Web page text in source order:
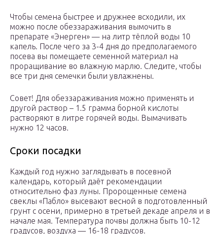
Чтобы семена быстрее и дружнее всходили, их
можно после обеззараживания вымочить в
препарате «Энерген» — на литр тёплой воды 10
капель. После чего за 3-4 дня до предполагаемого
посева вы помещаете семенной материал на
проращивание во влажную марлю. Следите, чтобы
все три дня семечки были увлажнены.
Совет! Для обеззараживания можно применять и
другой раствор – 1.5 грамма борной кислоты
растворяют в литре горячей воды. Вымачивать
нужно 12 часов.
Сроки посадки
Каждый год нужно заглядывать в посевной
календарь, который даёт рекомендации
относительно фаз луны. Пророщенные семена
свеклы «Пабло» высевают весной в подготовленный
грунт с осени, примерно в третьей декаде апреля и в
начале мая. Температура почвы должна быть 10-12
градусов, воздуха — 16-18 градусов.